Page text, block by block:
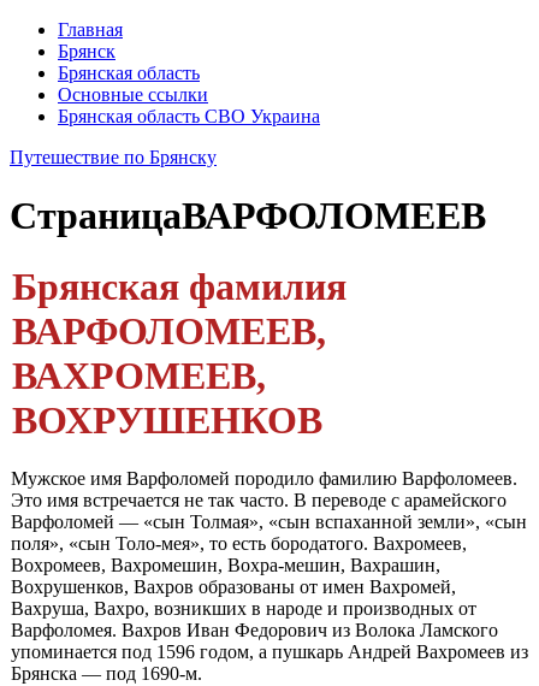
Главная
Брянск
Брянская область
Основные ссылки
Брянская область СВО Украина
Путешествие по Брянску
СтраницаВАРФОЛОМЕЕВ
Брянская фамилия
ВАРФОЛОМЕЕВ,
ВАХРОМЕЕВ,
ВОХРУШЕНКОВ
Мужское имя Варфоломей породило фамилию Варфоломеев.
Это имя встречается не так часто. В переводе с арамейского
Варфоломей — «сын Толмая», «сын вспаханной земли», «сын
поля», «сын Толо-мея», то есть бородатого. Вахромеев,
Вохромеев, Вахромешин, Вохра-мешин, Вахрашин,
Вохрушенков, Вахров образованы от имен Вахромей,
Вахруша, Вахро, возникших в народе и производных от
Варфоло­мея. Вахров Иван Федорович из Волока Ламского
упоминается под 1596 годом, а пушкарь Андрей Вахромеев из
Брянска — под 1690-м.